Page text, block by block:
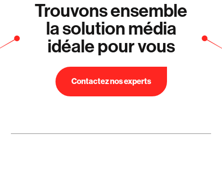
Trouvons ensemble
la solution média
idéale pour vous
Contactez nos experts